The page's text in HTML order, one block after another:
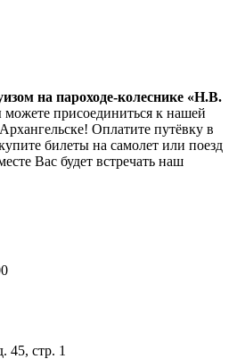
на пароходе-колеснике «Н.В.
присоединиться к нашей
Оплатите путёвку в
билеты на самолет или поезд
Вас будет встречать наш
45, стр. 1